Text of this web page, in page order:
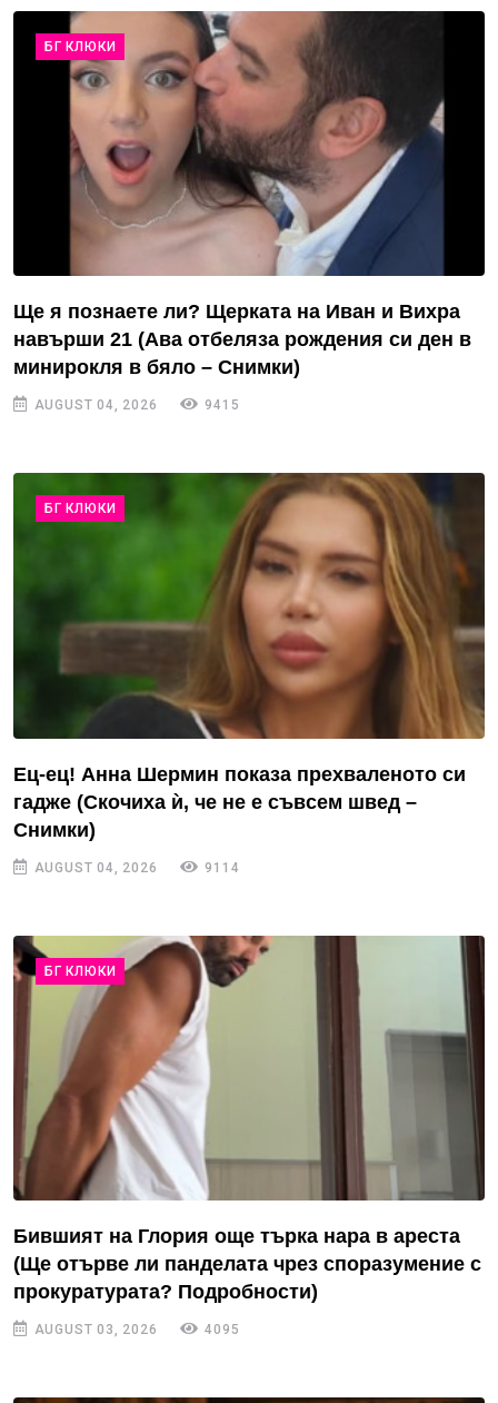
БГ КЛЮКИ
Ще я познаете ли? Щерката на Иван и Вихра
навърши 21 (Ава отбеляза рождения си ден в
минирокля в бяло – Снимки)
AUGUST 04, 2026 9415
БГ КЛЮКИ
Ец-ец! Анна Шермин показа прехваленото си
гадже (Скочиха ѝ, че не е съвсем швед –
Снимки)
AUGUST 04, 2026 9114
БГ КЛЮКИ
Бившият на Глория още търка нара в ареста
(Ще отърве ли панделата чрез споразумение с
прокуратурата? Подробности)
AUGUST 03, 2026 4095